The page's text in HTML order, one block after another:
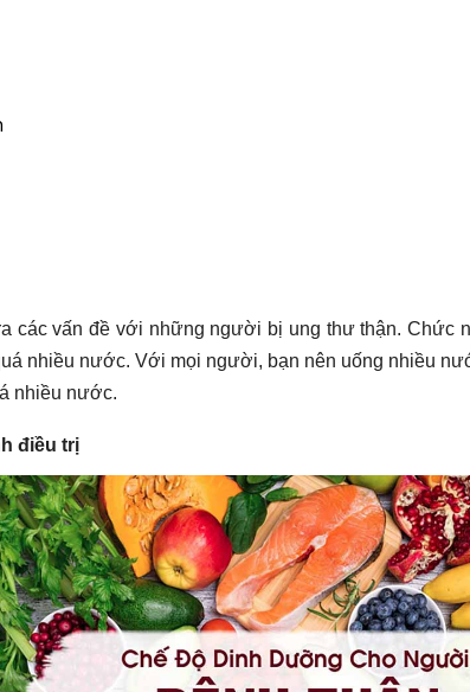
các vấn đề với những người bị ung thư thận. Chức
nhiều nước. Với mọi người, bạn nên uống nhiều
nhiều nước.
điều trị